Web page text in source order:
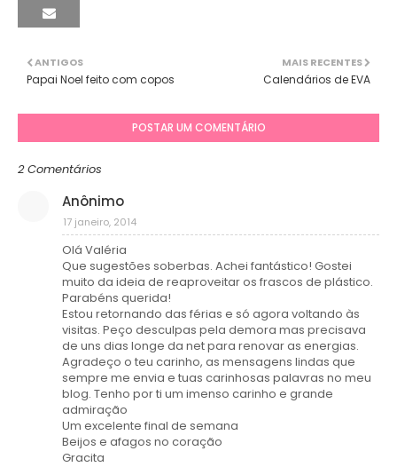
MAIS RECENTES
Calendários de EVA
ANTIGOS
Papai Noel feito com copos
POSTAR UM COMENTÁRIO
2 Comentários
Anônimo
17 janeiro, 2014
Olá Valéria
Que sugestões soberbas. Achei fantástico! Gostei
muito da ideia de reaproveitar os frascos de plástico.
Parabéns querida!
Estou retornando das férias e só agora voltando às
visitas. Peço desculpas pela demora mas precisava
de uns dias longe da net para renovar as energias.
Agradeço o teu carinho, as mensagens lindas que
sempre me envia e tuas carinhosas palavras no meu
blog. Tenho por ti um imenso carinho e grande
admiração
Um excelente final de semana
Beijos e afagos no coração
Gracita